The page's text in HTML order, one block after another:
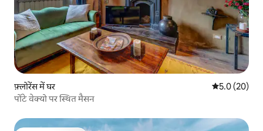
फ़्लोरेंस में घर औसत रेटिंग 5
5.0 (20)
पोंटे वेक्यो पर स्थित मैसन